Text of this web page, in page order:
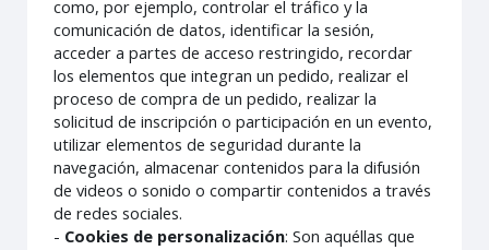
como, por ejemplo, controlar el tráfico y la
comunicación de datos, identificar la sesión,
acceder a partes de acceso restringido, recordar
los elementos que integran un pedido, realizar el
proceso de compra de un pedido, realizar la
solicitud de inscripción o participación en un evento,
utilizar elementos de seguridad durante la
navegación, almacenar contenidos para la difusión
de videos o sonido o compartir contenidos a través
de redes sociales.
- Cookies de personalización: Son aquéllas que